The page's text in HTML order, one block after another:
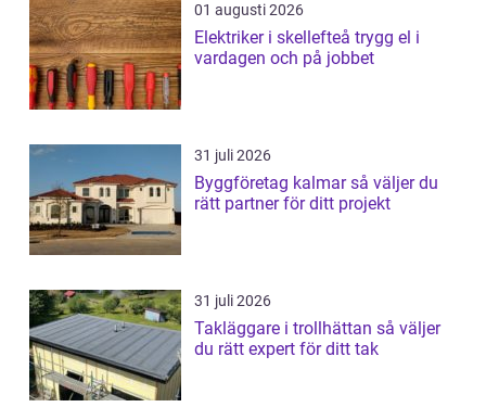
01 augusti 2026
Elektriker i skellefteå trygg el i
vardagen och på jobbet
31 juli 2026
Byggföretag kalmar så väljer du
rätt partner för ditt projekt
31 juli 2026
Takläggare i trollhättan så väljer
du rätt expert för ditt tak